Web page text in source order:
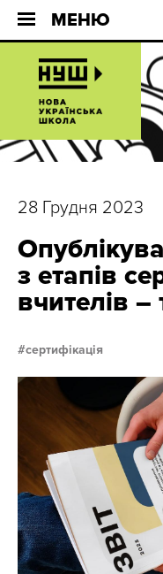
МЕНЮ
28 Грудня 2023
з етапів
вчителів –
сертифікація